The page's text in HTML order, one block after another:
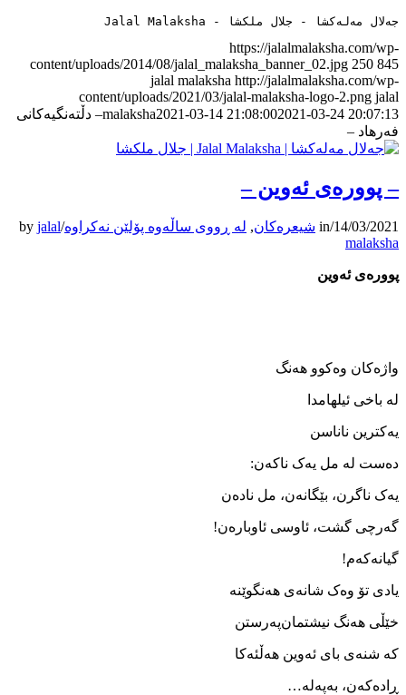
جەلال مەلەکشا - جلال ملکشا - Jalal Malaksha
https://jalalmalaksha.com/wp-
content/uploads/2014/08/jalal_malaksha_banner_02.jpg 250 845
jalal malaksha http://jalalmalaksha.com/wp-
content/uploads/2021/03/jalal-malaksha-logo-2.png jalal
malaksha2021-03-14 21:08:002021-03-24 20:07:13
– دڵته‌نگیه‌کانی
فه‌رهاد –
– پووره‌ی ئه‌وین –
14/03/2021
/
in شیعرەکان, لە ڕووی ساڵەوە پۆلێن نەکراوە/
by jalal
malaksha
پووره‌ی ئه‌وین
واژەکان وه‌کوو هه‌نگ
له‌ باخی ئیلهامدا
یه‌کترین ناناسن
ده‌ست له ‌مل یه‌ک ناکه‌ن:
یه‌ک ناگرن، بێگانه‌ن، مل ناده‌ن
گه‌رچی گشت، ئاوسی ئاوباره‌ن!
گیانه‌که‌م!
یادی تۆ وه‌ک شانه‌ی هه‌نگوێنه
خێڵی هه‌نگ نیشتمان‌په‌رستن
که‌ شنه‌ی بای ئه‌وین هه‌ڵئه‌کا
ڕاده‌که‌ن، به‌په‌له…